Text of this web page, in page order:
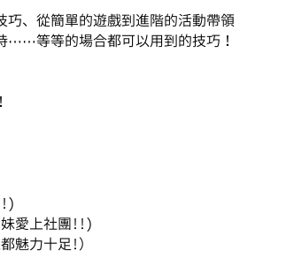
、從簡單的遊戲到進階的活動帶領
⋯⋯等等的場合都可以用到的技巧！
妹愛上社團!!)
魅力十足!）